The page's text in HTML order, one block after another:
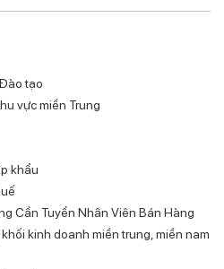
tạo
vực miền Trung
khẩu
Cần Tuyển Nhân Viên Bán Hàng
kinh doanh miền trung, miền nam